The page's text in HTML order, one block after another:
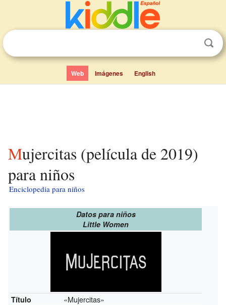
Web Imágenes English
Mujercitas (película de 2019)
para niños
Enciclopedia para niños
Datos para niños
Little Women
Título «Mujercitas»